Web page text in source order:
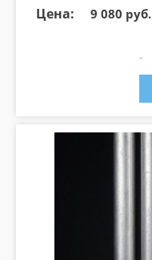
Цена:
9 080 руб.
-